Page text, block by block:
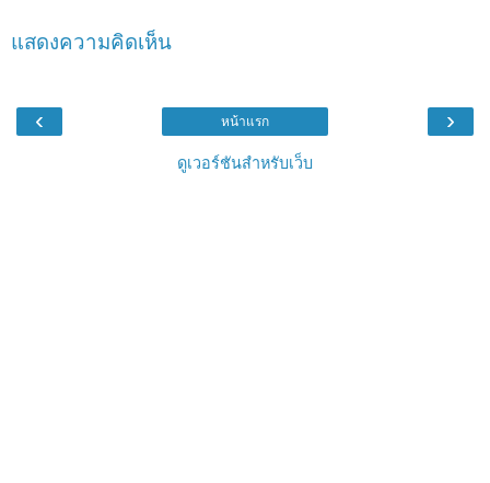
แสดงความคิดเห็น
‹ ›
หน้าแรก
ดูเวอร์ชันสำหรับเว็บ